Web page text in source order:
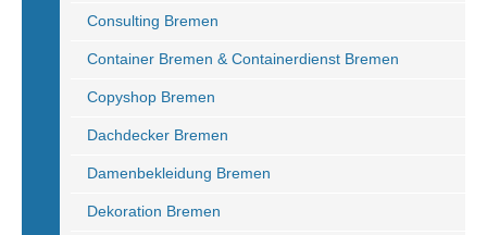
Consulting Bremen
Container Bremen & Containerdienst Bremen
Copyshop Bremen
Dachdecker Bremen
Damenbekleidung Bremen
Dekoration Bremen